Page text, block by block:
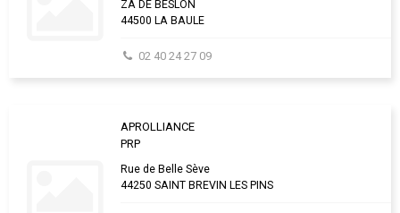
ZA DE BESLON
44500 LA BAULE
02 40 24 27 09
APROLLIANCE
PRP
Rue de Belle Sève
44250 SAINT BREVIN LES PINS